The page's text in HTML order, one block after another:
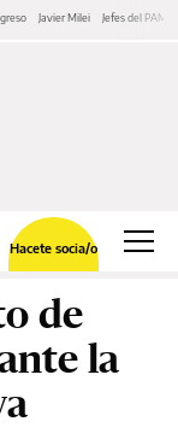
Javier Milei Jefes del PAMI
Hacete socia/o
de
la